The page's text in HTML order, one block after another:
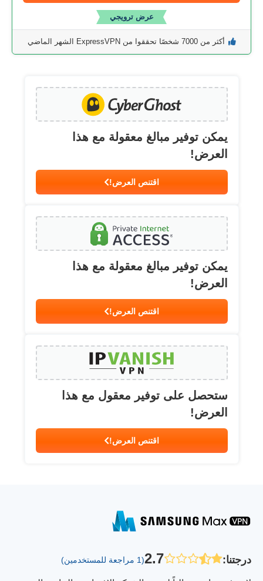
عرض ترويجي
أكثر من 7000 شخصًا تحققوا من ExpressVPN الشهر الماضي
يمكن توفير مبالغ معقولة مع هذا
العرض!
اقتنص العرض!
يمكن توفير مبالغ معقولة مع هذا
العرض!
اقتنص العرض!
ستحصل على توفير معقول مع هذا
العرض!
اقتنص العرض!
درجتنا:
2.7(1 مراجعة للمستخدمين)